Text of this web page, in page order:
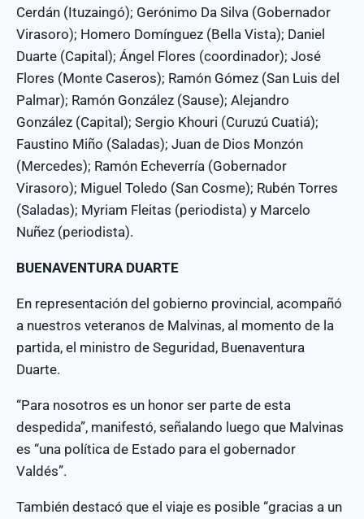
Cerdán (Ituzaingó); Gerónimo Da Silva (Gobernador
Virasoro); Homero Domínguez (Bella Vista); Daniel
Duarte (Capital); Ángel Flores (coordinador); José
Flores (Monte Caseros); Ramón Gómez (San Luis del
Palmar); Ramón González (Sause); Alejandro
González (Capital); Sergio Khouri (Curuzú Cuatiá);
Faustino Miño (Saladas); Juan de Dios Monzón
(Mercedes); Ramón Echeverría (Gobernador
Virasoro); Miguel Toledo (San Cosme); Rubén Torres
(Saladas); Myriam Fleitas (periodista) y Marcelo
Nuñez (periodista).
BUENAVENTURA DUARTE
En representación del gobierno provincial, acompañó
a nuestros veteranos de Malvinas, al momento de la
partida, el ministro de Seguridad, Buenaventura
Duarte.
“Para nosotros es un honor ser parte de esta
despedida”, manifestó, señalando luego que Malvinas
es “una política de Estado para el gobernador
Valdés”.
También destacó que el viaje es posible “gracias a un